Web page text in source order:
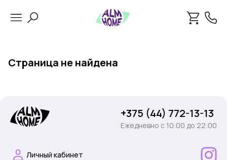
Страница не найдена
+375 (44) 772-13-13
Ежедневно c 10:00 до 22:00
Личный кабинет